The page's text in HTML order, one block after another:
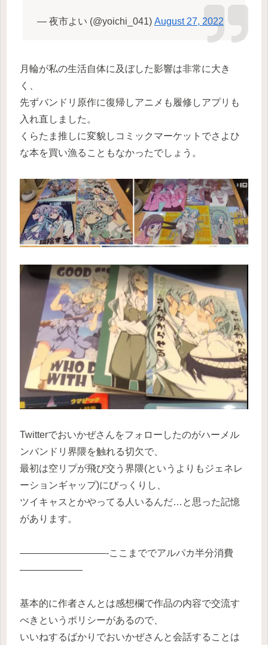
— 夜市よい (@yoichi_041) August 27, 2022
月輪が私の生活自体に及ぼした影響は非常に大き
く、
先ずバンドリ原作に復帰しアニメも履修しアプリも
入れ直しました。
くらたま推しに変貌しコミックマーケットでさよひ
な本を買い漁ることもなかったでしょう。
Twitterでおいかぜさんをフォローしたのがハーメル
ンバンドリ界隈を触れる切欠で、
最初は空リプが飛び交う界隈(というよりもジェネレ
ーションギャップ)にびっくりし、
ツイキャスとかやってる人いるんだ…と思った記憶
があります。
—————————-ここまででアルパカ半分消費
——————–
基本的に作者さんとは感想欄で作品の内容で交流す
べきというポリシーがあるので、
いいねするばかりでおいかぜさんと会話することは